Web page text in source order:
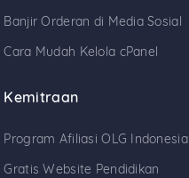
Banjir Orderan di Media Sosial
Cara Mudah Kelola cPanel
Kemitraan
Program Afiliasi OLG Indonesia
Gratis Website Pendidikan